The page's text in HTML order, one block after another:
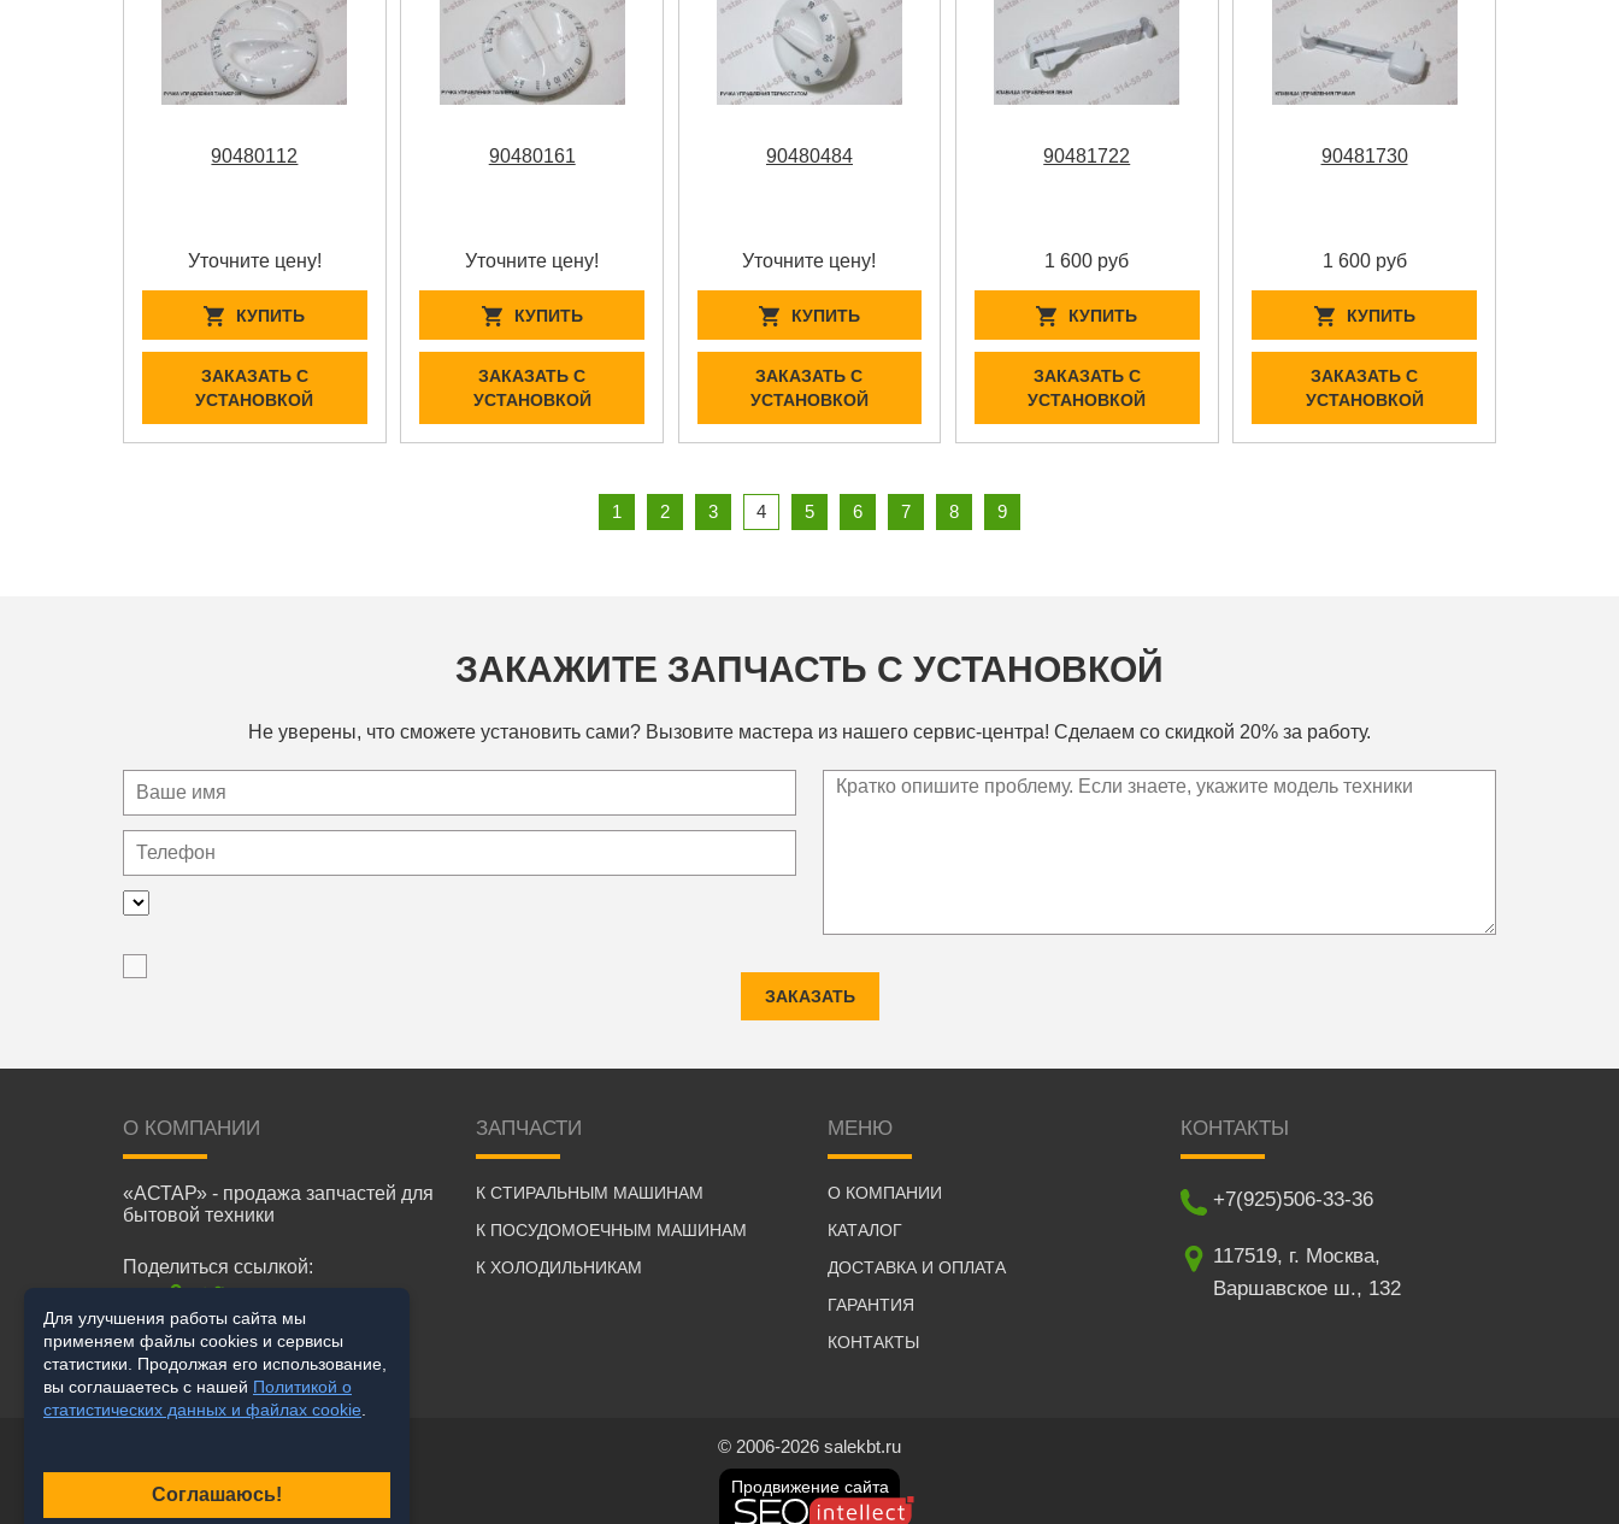
90480112
Уточните цену!
КУПИТЬ
ЗАКАЗАТЬ С
УСТАНОВКОЙ
90480161
Уточните цену!
КУПИТЬ
ЗАКАЗАТЬ С
УСТАНОВКОЙ
90480484
Уточните цену!
КУПИТЬ
ЗАКАЗАТЬ С
УСТАНОВКОЙ
90481722
1 600 руб
КУПИТЬ
ЗАКАЗАТЬ С
УСТАНОВКОЙ
90481730
1 600 руб
КУПИТЬ
ЗАКАЗАТЬ С
УСТАНОВКОЙ
1 2 3 4 5 6 7 8 9
ЗАКАЖИТЕ ЗАПЧАСТЬ С УСТАНОВКОЙ
Не уверены, что сможете установить сами? Вызовите мастера из нашего сервис-центра! Сделаем со скидкой 20% за работу.
ЗАКАЗАТЬ
О КОМПАНИИ
«АСТАР» - продажа запчастей для
бытовой техники
Поделиться ссылкой:
ЗАПЧАСТИ
К СТИРАЛЬНЫМ МАШИНАМ
К ПОСУДОМОЕЧНЫМ МАШИНАМ
К ХОЛОДИЛЬНИКАМ
МЕНЮ
О КОМПАНИИ
КАТАЛОГ
ДОСТАВКА И ОПЛАТА
ГАРАНТИЯ
КОНТАКТЫ
КОНТАКТЫ
+7(925)506-33-36
117519, г. Москва,
Варшавское ш., 132
© 2006-2026 salekbt.ru
Продвижение сайта
Для улучшения работы сайта мы
применяем файлы cookies и сервисы
статистики. Продолжая его использование,
вы соглашаетесь с нашей Политикой о
статистических данных и файлах cookie
Соглашаюсь!